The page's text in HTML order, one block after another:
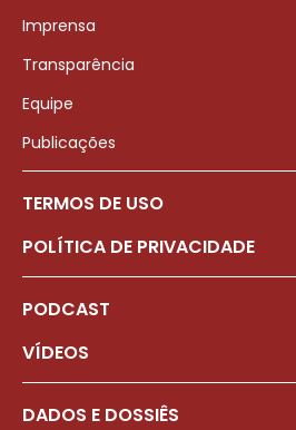
Imprensa
Transparência
Equipe
Publicações
TERMOS DE USO
POLÍTICA DE PRIVACIDADE
PODCAST
VÍDEOS
DADOS E DOSSIÊS